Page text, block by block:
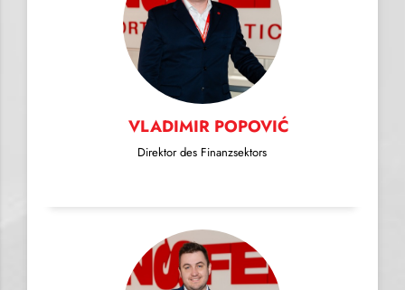
VLADIMIR POPOVIĆ
Direktor des Finanzsektors